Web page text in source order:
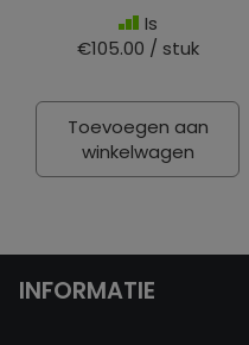
Is
€105.00 / stuk
Toevoegen aan
winkelwagen
INFORMATIE